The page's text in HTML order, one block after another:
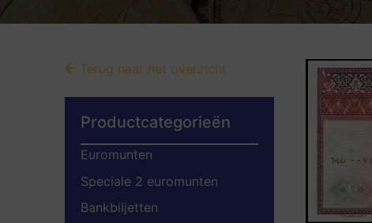
Terug naar het overzicht
Productcategorieën
Euromunten
Speciale 2 euromunten
Bankbiljetten